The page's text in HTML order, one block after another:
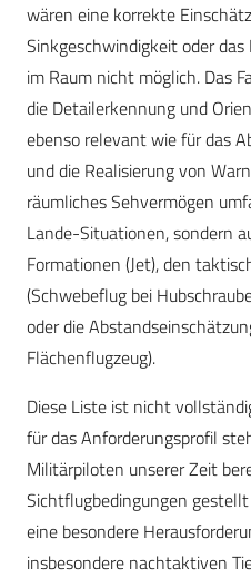
wären eine korrekte
Sinkgeschwindigkeit oder
im Raum nicht möglich. Das
die Detailerkennung und
ebenso relevant wie für das
und die Realisierung von
räumliches Sehvermögen
Lande-Situationen, sondern
Formationen (Jet), den
(Schwebeflug bei
oder die
Flächenflugzeug).
Diese Liste ist nicht
für das Anforderungsprofil
Militärpiloten unserer Zeit
Sichtflugbedingungen
eine besondere
insbesondere nachtaktiven